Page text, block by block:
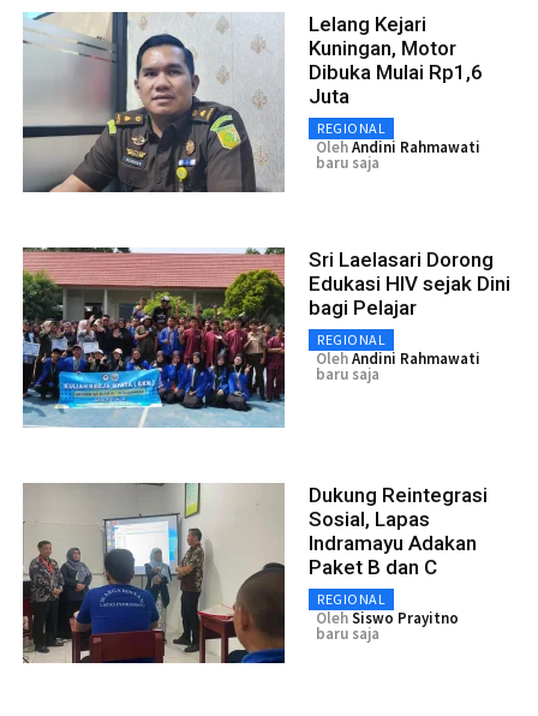
Lelang Kejari
Kuningan, Motor
Dibuka Mulai Rp1,6
Juta
REGIONAL
OlehAndini Rahmawati
baru saja
Sri Laelasari Dorong
Edukasi HIV sejak Dini
bagi Pelajar
REGIONAL
OlehAndini Rahmawati
baru saja
Dukung Reintegrasi
Sosial, Lapas
Indramayu Adakan
Paket B dan C
REGIONAL
OlehSiswo Prayitno
baru saja